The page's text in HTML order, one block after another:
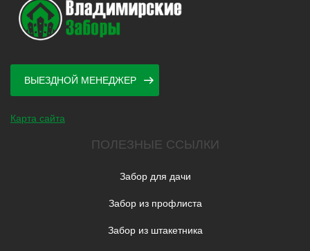
ВЫЕЗДНОЙ МЕНЕДЖЕР
Карта сайта
ПОЛЕЗНЫЕ ССЫЛКИ
Забор для дачи
Забор из профлиста
Забор из штакетника